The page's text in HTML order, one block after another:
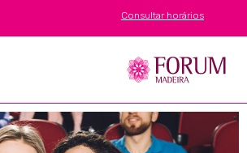
Consultar horários